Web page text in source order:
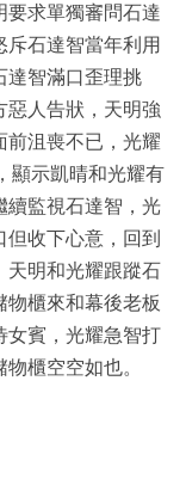
要求單獨審問石達
石達智當年利用
達智滿口歪理挑
人告狀，天明強
前沮喪不已，光耀
顯示凱晴和光耀有
續監視石達智，光
收下心意，回到
天明和光耀跟蹤石
物櫃來和幕後老板
女賓，光耀急智打
櫃空空如也。